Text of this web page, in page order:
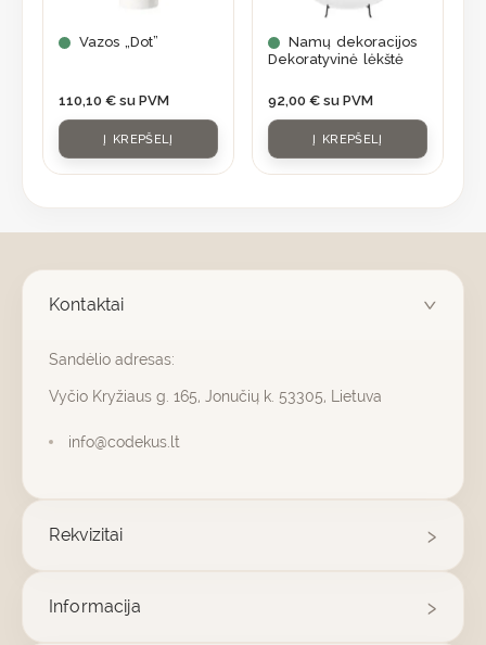
Vazos „Dot”
110,10 € su PVM
Į KREPŠELĮ
Namų dekoracijos
Dekoratyvinė lėkštė
92,00 € su PVM
Į KREPŠELĮ
Kontaktai
Sandėlio adresas:
Vyčio Kryžiaus g. 165, Jonučių k. 53305, Lietuva
info@codekus.lt
Rekvizitai
Informacija